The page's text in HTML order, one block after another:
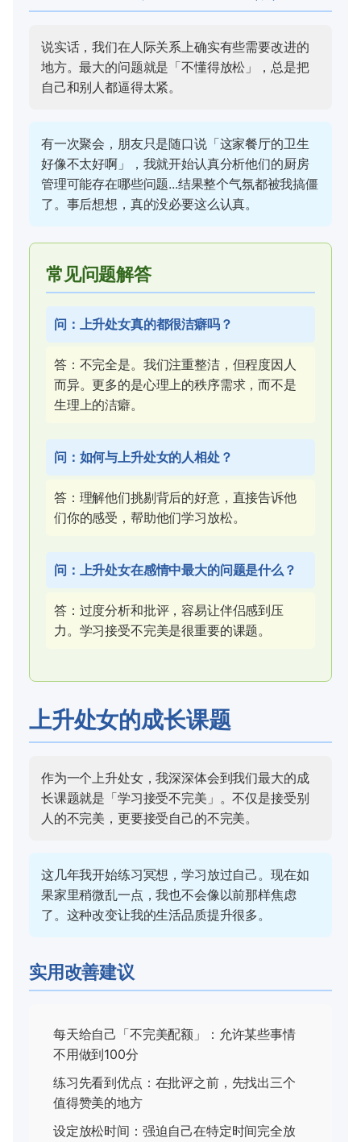
说实话，我们在人际关系上确实有些需要改进的
地方。最大的问题就是「不懂得放松」，总是把
自己和别人都逼得太紧。
有一次聚会，朋友只是随口说「这家餐厅的卫生
好像不太好啊」，我就开始认真分析他们的厨房
管理可能存在哪些问题...结果整个气氛都被我搞僵
了。事后想想，真的没必要这么认真。
常见问题解答
问：上升处女真的都很洁癖吗？
答：不完全是。我们注重整洁，但程度因人
而异。更多的是心理上的秩序需求，而不是
生理上的洁癖。
问：如何与上升处女的人相处？
答：理解他们挑剔背后的好意，直接告诉他
们你的感受，帮助他们学习放松。
问：上升处女在感情中最大的问题是什么？
答：过度分析和批评，容易让伴侣感到压
力。学习接受不完美是很重要的课题。
上升处女的成长课题
作为一个上升处女，我深深体会到我们最大的成
长课题就是「学习接受不完美」。不仅是接受别
人的不完美，更要接受自己的不完美。
这几年我开始练习冥想，学习放过自己。现在如
果家里稍微乱一点，我也不会像以前那样焦虑
了。这种改变让我的生活品质提升很多。
实用改善建议
每天给自己「不完美配额」：允许某些事情
不用做到100分
练习先看到优点：在批评之前，先找出三个
值得赞美的地方
设定放松时间：强迫自己在特定时间完全放